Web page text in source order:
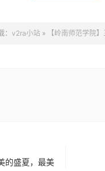
v2ra小站» 【岭南师范学院
的盛夏，最美